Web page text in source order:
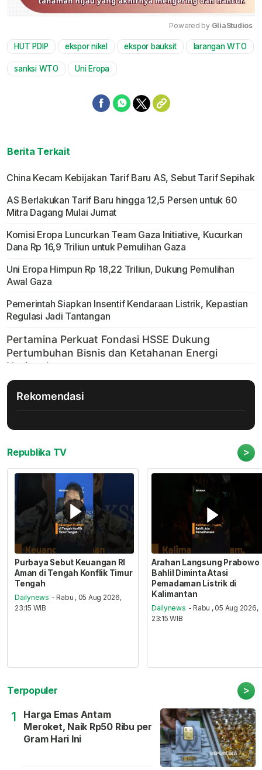
Mute
Powered by GliaStudios
HUT PDIP ekspor nikel ekspor bauksit larangan WTO
sanksi WTO Uni Eropa
Berita Terkait
China Kecam Kebijakan Tarif Baru AS, Sebut Tarif Sepihak
AS Berlakukan Tarif Baru hingga 12,5 Persen untuk 60
Mitra Dagang Mulai Jumat
Komisi Eropa Luncurkan Team Gaza Initiative, Kucurkan
Dana Rp 16,9 Triliun untuk Pemulihan Gaza
Uni Eropa Himpun Rp 18,22 Triliun, Dukung Pemulihan
Awal Gaza
Pemerintah Siapkan Insentif Kendaraan Listrik, Kepastian
Regulasi Jadi Tantangan
Rekomendasi
Republika TV >
Purbaya Sebut Keuangan RI
Aman di Tengah Konflik Timur
Tengah
Dailynews - Rabu , 05 Aug 2026,
23:15 WIB
Arahan Langsung Prabowo
Bahlil Diminta Atasi
Pemadaman Listrik di
Kalimantan
Dailynews - Rabu , 05 Aug 2026,
23:15 WIB
Terpopuler >
1
Harga Emas Antam
Meroket, Naik Rp50 Ribu per
Gram Hari Ini